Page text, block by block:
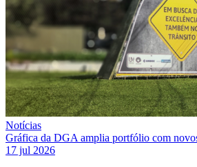
Notícias
Gráfica da DGA amplia portfólio com
17 jul 2026